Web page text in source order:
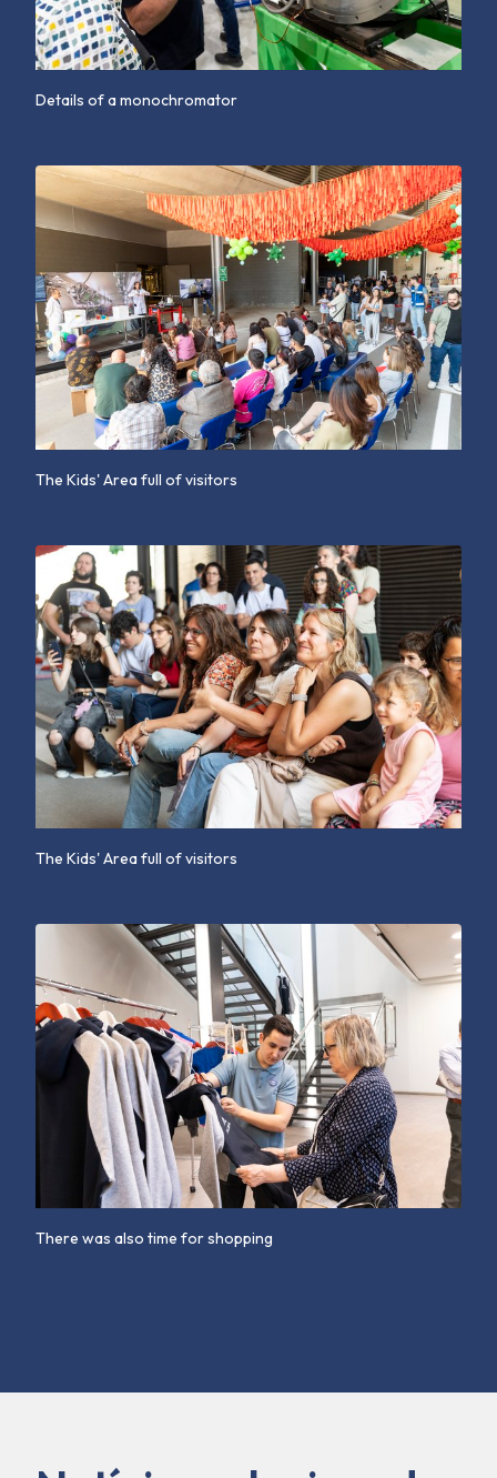
Details of a monochromator
The Kids' Area full of visitors
The Kids' Area full of visitors
There was also time for shopping